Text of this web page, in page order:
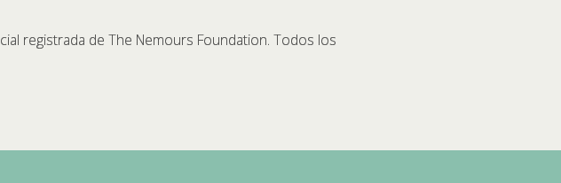
registrada de The Nemours Foundation. Todos los